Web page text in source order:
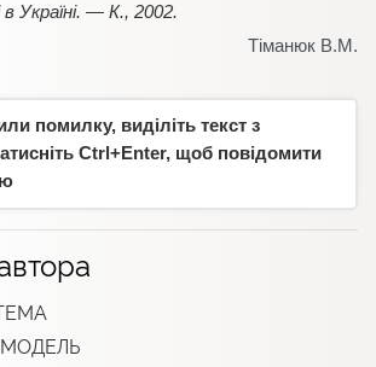
Україні. — К., 2002.
Тіманюк В.М.
помилку, виділіть текст з
Ctrl+Enter, щоб повідомити